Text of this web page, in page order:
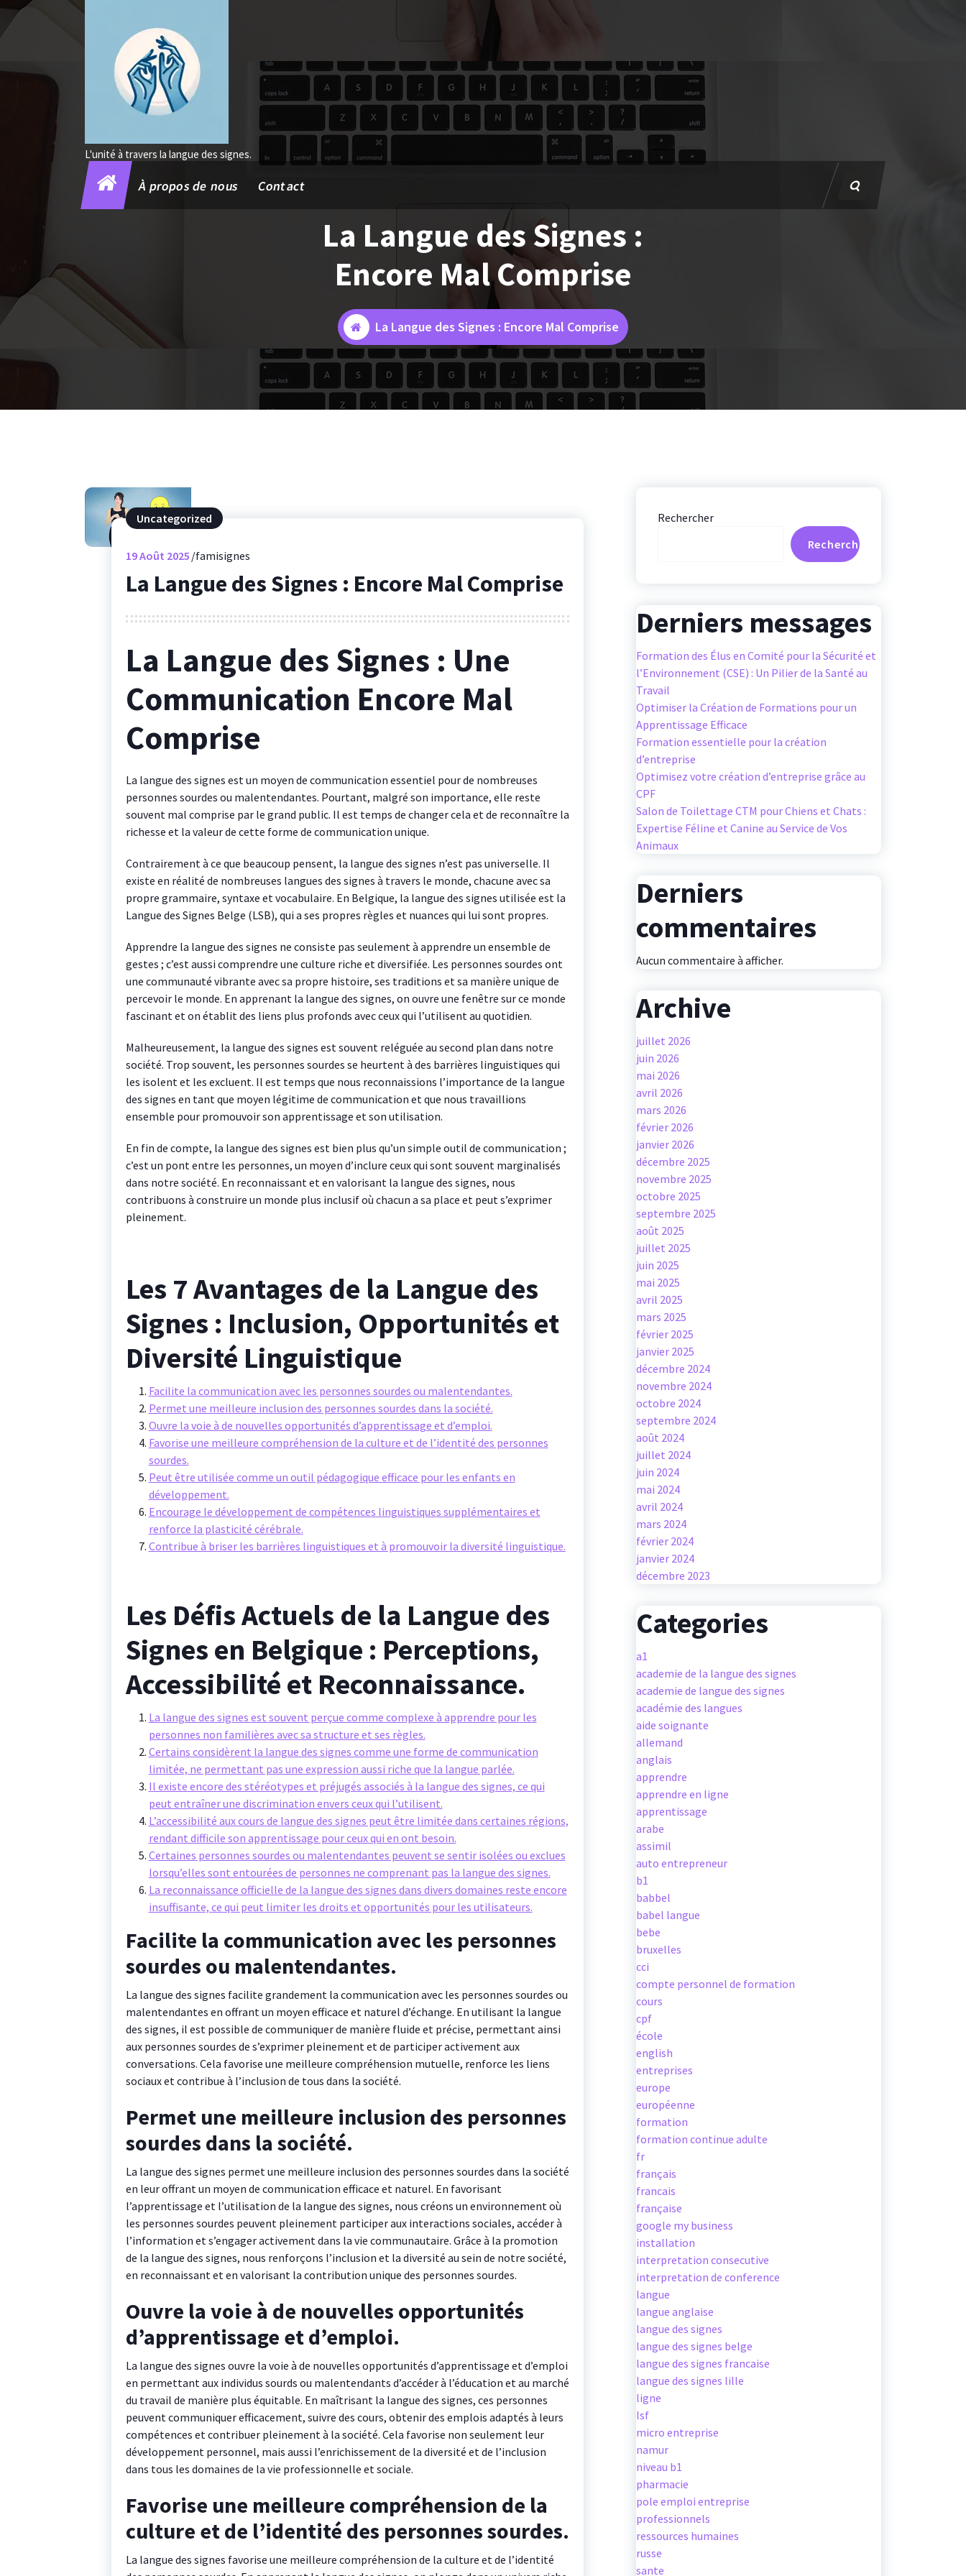
Aller
au
L'unité à travers la langue des signes.
À propos de nous Contact
La Langue des Signes :
Encore Mal Comprise
La Langue des Signes : Encore Mal Comprise
Uncategorized
19Août 2025 famisignes
La Langue des Signes : Encore Mal Comprise
La Langue des Signes : Une
Communication Encore Mal
Comprise
La langue des signes est un moyen de communication essentiel pour de nombreuses
personnes sourdes ou malentendantes. Pourtant, malgré son importance, elle reste
souvent mal comprise par le grand public. Il est temps de changer cela et de reconnaître la
richesse et la valeur de cette forme de communication unique.
Contrairement à ce que beaucoup pensent, la langue des signes n’est pas universelle. Il
existe en réalité de nombreuses langues des signes à travers le monde, chacune avec sa
propre grammaire, syntaxe et vocabulaire. En Belgique, la langue des signes utilisée est la
Langue des Signes Belge (LSB), qui a ses propres règles et nuances qui lui sont propres.
Apprendre la langue des signes ne consiste pas seulement à apprendre un ensemble de
gestes ; c’est aussi comprendre une culture riche et diversifiée. Les personnes sourdes ont
une communauté vibrante avec sa propre histoire, ses traditions et sa manière unique de
percevoir le monde. En apprenant la langue des signes, on ouvre une fenêtre sur ce monde
fascinant et on établit des liens plus profonds avec ceux qui l’utilisent au quotidien.
Malheureusement, la langue des signes est souvent reléguée au second plan dans notre
société. Trop souvent, les personnes sourdes se heurtent à des barrières linguistiques qui
les isolent et les excluent. Il est temps que nous reconnaissions l’importance de la langue
des signes en tant que moyen légitime de communication et que nous travaillions
ensemble pour promouvoir son apprentissage et son utilisation.
En fin de compte, la langue des signes est bien plus qu’un simple outil de communication ;
c’est un pont entre les personnes, un moyen d’inclure ceux qui sont souvent marginalisés
dans notre société. En reconnaissant et en valorisant la langue des signes, nous
contribuons à construire un monde plus inclusif où chacun a sa place et peut s’exprimer
pleinement.
Les 7 Avantages de la Langue des
Signes : Inclusion, Opportunités et
Diversité Linguistique
Facilite la communication avec les personnes sourdes ou malentendantes.
Permet une meilleure inclusion des personnes sourdes dans la société.
Ouvre la voie à de nouvelles opportunités d’apprentissage et d’emploi.
Favorise une meilleure compréhension de la culture et de l’identité des personnes
sourdes.
Peut être utilisée comme un outil pédagogique efficace pour les enfants en
développement.
Encourage le développement de compétences linguistiques supplémentaires et
renforce la plasticité cérébrale.
Contribue à briser les barrières linguistiques et à promouvoir la diversité linguistique.
Les Défis Actuels de la Langue des
Signes en Belgique : Perceptions,
Accessibilité et Reconnaissance.
La langue des signes est souvent perçue comme complexe à apprendre pour les
personnes non familières avec sa structure et ses règles.
Certains considèrent la langue des signes comme une forme de communication
limitée, ne permettant pas une expression aussi riche que la langue parlée.
Il existe encore des stéréotypes et préjugés associés à la langue des signes, ce qui
peut entraîner une discrimination envers ceux qui l’utilisent.
L’accessibilité aux cours de langue des signes peut être limitée dans certaines régions,
rendant difficile son apprentissage pour ceux qui en ont besoin.
Certaines personnes sourdes ou malentendantes peuvent se sentir isolées ou exclues
lorsqu’elles sont entourées de personnes ne comprenant pas la langue des signes.
La reconnaissance officielle de la langue des signes dans divers domaines reste encore
insuffisante, ce qui peut limiter les droits et opportunités pour les utilisateurs.
Facilite la communication avec les personnes
sourdes ou malentendantes.
La langue des signes facilite grandement la communication avec les personnes sourdes ou
malentendantes en offrant un moyen efficace et naturel d’échange. En utilisant la langue
des signes, il est possible de communiquer de manière fluide et précise, permettant ainsi
aux personnes sourdes de s’exprimer pleinement et de participer activement aux
conversations. Cela favorise une meilleure compréhension mutuelle, renforce les liens
sociaux et contribue à l’inclusion de tous dans la société.
Permet une meilleure inclusion des personnes
sourdes dans la société.
La langue des signes permet une meilleure inclusion des personnes sourdes dans la société
en leur offrant un moyen de communication efficace et naturel. En favorisant
l’apprentissage et l’utilisation de la langue des signes, nous créons un environnement où
les personnes sourdes peuvent pleinement participer aux interactions sociales, accéder à
l’information et s’engager activement dans la vie communautaire. Grâce à la promotion
de la langue des signes, nous renforçons l’inclusion et la diversité au sein de notre société,
en reconnaissant et en valorisant la contribution unique des personnes sourdes.
Ouvre la voie à de nouvelles opportunités
d’apprentissage et d’emploi.
La langue des signes ouvre la voie à de nouvelles opportunités d’apprentissage et d’emploi
en permettant aux individus sourds ou malentendants d’accéder à l’éducation et au marché
du travail de manière plus équitable. En maîtrisant la langue des signes, ces personnes
peuvent communiquer efficacement, suivre des cours, obtenir des emplois adaptés à leurs
compétences et contribuer pleinement à la société. Cela favorise non seulement leur
développement personnel, mais aussi l’enrichissement de la diversité et de l’inclusion
dans tous les domaines de la vie professionnelle et sociale.
Favorise une meilleure compréhension de la
culture et de l’identité des personnes sourdes.
La langue des signes favorise une meilleure compréhension de la culture et de l’identité
Rechercher
Rechercher
Derniers messages
Formation des Élus en Comité pour la Sécurité et
l’Environnement (CSE) : Un Pilier de la Santé au
Travail
Optimiser la Création de Formations pour un
Apprentissage Efficace
Formation essentielle pour la création
d’entreprise
Optimisez votre création d’entreprise grâce au
CPF
Salon de Toilettage CTM pour Chiens et Chats :
Expertise Féline et Canine au Service de Vos
Animaux
Derniers
commentaires
Aucun commentaire à afficher.
Archive
juillet 2026
juin 2026
mai 2026
avril 2026
mars 2026
février 2026
janvier 2026
décembre 2025
novembre 2025
octobre 2025
septembre 2025
août 2025
juillet 2025
juin 2025
mai 2025
avril 2025
mars 2025
février 2025
janvier 2025
décembre 2024
novembre 2024
octobre 2024
septembre 2024
août 2024
juillet 2024
juin 2024
mai 2024
avril 2024
mars 2024
février 2024
janvier 2024
décembre 2023
Categories
a1
academie de la langue des signes
academie de langue des signes
académie des langues
aide soignante
allemand
anglais
apprendre
apprendre en ligne
apprentissage
arabe
assimil
auto entrepreneur
b1
babbel
babel langue
bebe
bruxelles
cci
compte personnel de formation
cours
cpf
école
english
entreprises
europe
européenne
formation
formation continue adulte
fr
français
francais
française
google my business
installation
interpretation consecutive
interpretation de conference
langue
langue anglaise
langue des signes
langue des signes belge
langue des signes francaise
langue des signes lille
ligne
lsf
micro entreprise
namur
niveau b1
pharmacie
pole emploi entreprise
professionnels
ressources humaines
russe
sante